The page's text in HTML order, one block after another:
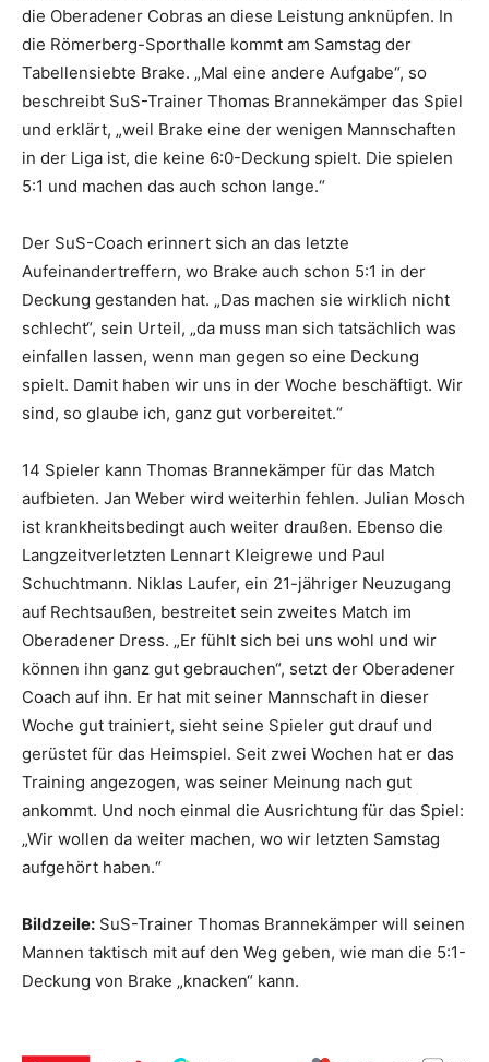
die Oberadener Cobras an diese Leistung anknüpfen. In
die Römerberg-Sporthalle kommt am Samstag der
Tabellensiebte Brake. „Mal eine andere Aufgabe“, so
beschreibt SuS-Trainer Thomas Brannekämper das Spiel
und erklärt, „weil Brake eine der wenigen Mannschaften
in der Liga ist, die keine 6:0-Deckung spielt. Die spielen
5:1 und machen das auch schon lange.“
Der SuS-Coach erinnert sich an das letzte
Aufeinandertreffern, wo Brake auch schon 5:1 in der
Deckung gestanden hat. „Das machen sie wirklich nicht
schlecht“, sein Urteil, „da muss man sich tatsächlich was
einfallen lassen, wenn man gegen so eine Deckung
spielt. Damit haben wir uns in der Woche beschäftigt. Wir
sind, so glaube ich, ganz gut vorbereitet.“
14 Spieler kann Thomas Brannekämper für das Match
aufbieten. Jan Weber wird weiterhin fehlen. Julian Mosch
ist krankheitsbedingt auch weiter draußen. Ebenso die
Langzeitverletzten Lennart Kleigrewe und Paul
Schuchtmann. Niklas Laufer, ein 21-jähriger Neuzugang
auf Rechtsaußen, bestreitet sein zweites Match im
Oberadener Dress. „Er fühlt sich bei uns wohl und wir
können ihn ganz gut gebrauchen“, setzt der Oberadener
Coach auf ihn. Er hat mit seiner Mannschaft in dieser
Woche gut trainiert, sieht seine Spieler gut drauf und
gerüstet für das Heimspiel. Seit zwei Wochen hat er das
Training angezogen, was seiner Meinung nach gut
ankommt. Und noch einmal die Ausrichtung für das Spiel:
„Wir wollen da weiter machen, wo wir letzten Samstag
aufgehört haben.“
Bildzeile: SuS-Trainer Thomas Brannekämper will seinen
Mannen taktisch mit auf den Weg geben, wie man die 5:1-
Deckung von Brake „knacken“ kann.